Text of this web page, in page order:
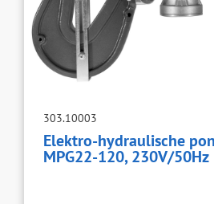
303.10003
Elektro-hydraulische
MPG22-120, 230V/50Hz